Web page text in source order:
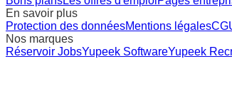
En savoir plus
Protection des donnéesMentions légales
Nos marques
Réservoir JobsYupeek SoftwareYupeek